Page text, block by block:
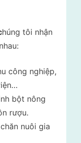
húng tôi nhận
công nghiệp,
bột nông
rượu.
nuôi gia